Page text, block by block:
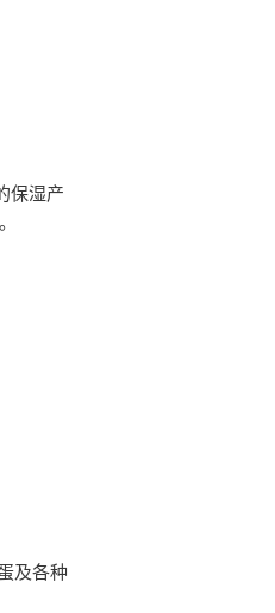
保湿产
及各种